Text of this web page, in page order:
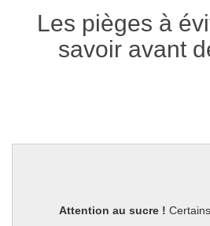
Les pièges à
savoir avant
Attention au sucre !